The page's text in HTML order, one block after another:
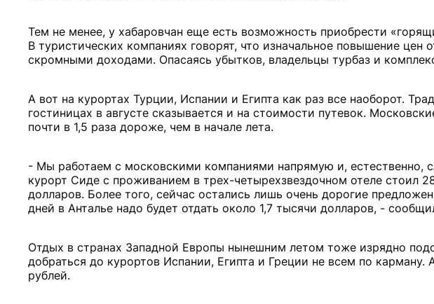
Тем не менее, у хабаровчан еще есть возможность приобрести
В туристических компаниях говорят, что изначальное повышение цен
скромными доходами. Опасаясь убытков, владельцы турбаз и
А вот на курортах Турции, Испании и Египта как раз все наоборот.
гостиницах в августе сказывается и на стоимости путевок.
почти в 1,5 раза дороже, чем в начале лета.
- Мы работаем с московскими компаниями напрямую и, естественно,
курорт Сиде с проживанием в трех-четырехзвездочном отеле стоил
долларов. Более того, сейчас остались лишь очень дорогие
дней в Анталье надо будет отдать около 1,7 тысячи долларов, -
Отдых в странах Западной Европы нынешним летом тоже изрядно
добраться до курортов Испании, Египта и Греции не всем по
рублей.